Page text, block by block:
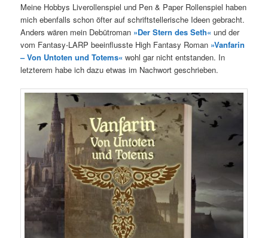
Meine Hobbys Liverollenspiel und Pen & Paper Rollenspiel haben
mich ebenfalls schon öfter auf schriftstellerische Ideen gebracht.
Anders wären mein Debütroman »Der Stern des Seth« und der
vom Fantasy-LARP beeinflusste High Fantasy Roman »Vanfarin
– Von Untoten und Totems« wohl gar nicht entstanden. In
letzterem habe ich dazu etwas im Nachwort geschrieben.